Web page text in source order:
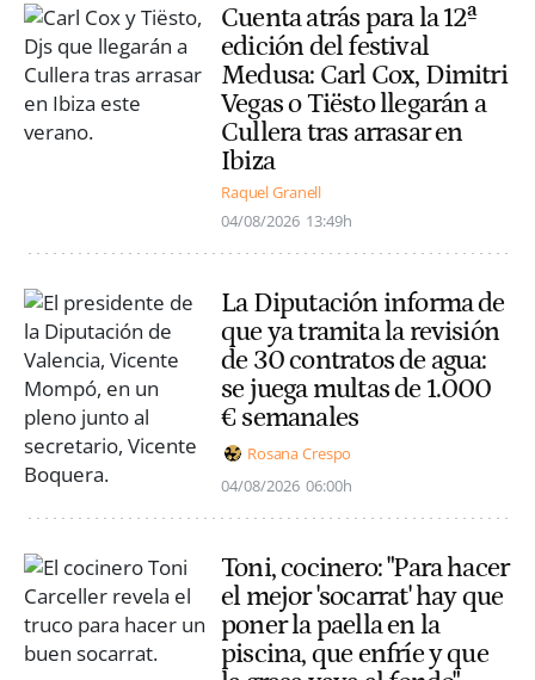
Cuenta atrás para la 12ª
edición del festival
Medusa: Carl Cox, Dimitri
Vegas o Tiësto llegarán a
Cullera tras arrasar en
Ibiza
Raquel Granell
04/08/2026 13:49h
La Diputación informa de
que ya tramita la revisión
de 30 contratos de agua:
se juega multas de 1.000
€ semanales
Rosana Crespo
04/08/2026 06:00h
Toni, cocinero: "Para hacer
el mejor 'socarrat' hay que
poner la paella en la
piscina, que enfríe y que